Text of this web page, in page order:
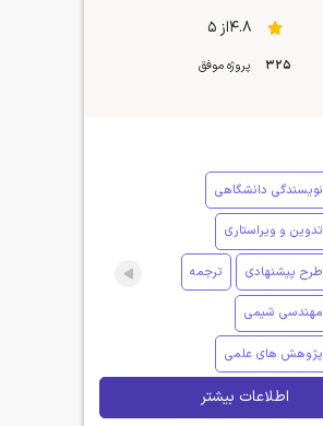
4.8از 5
325 پروژه موفق
نویسندگی دانشگاهی
تدوین و ویراستاری
طرح پیشنهادی ترجمه
مهندسی شیمی
پژوهش های علمی
اطلاعات بیشتر